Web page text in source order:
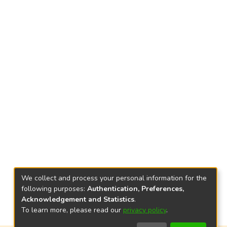
We collect and process your personal information for the
following purposes: Authentication, Preferences,
Acknowledgement and Statistics.
To learn more, please read our privacy policy.